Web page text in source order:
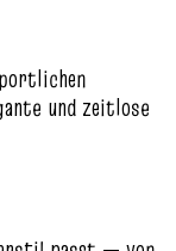
und zeitlose